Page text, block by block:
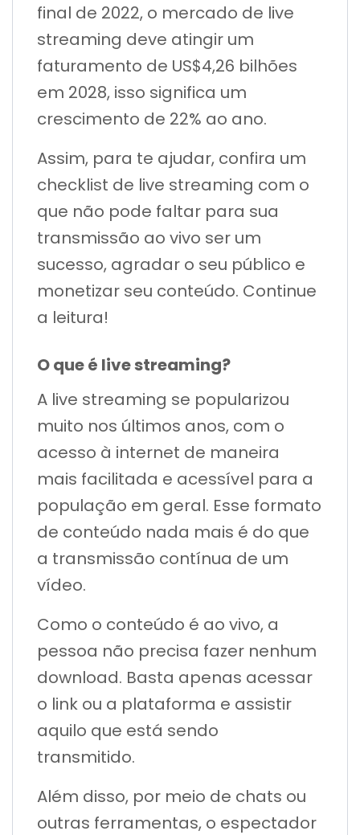
final de 2022, o mercado de live
streaming deve atingir um
faturamento de US$4,26 bilhões
em 2028, isso significa um
crescimento de 22% ao ano.
Assim, para te ajudar, confira um
checklist de live streaming com o
que não pode faltar para sua
transmissão ao vivo ser um
sucesso, agradar o seu público e
monetizar seu conteúdo. Continue
a leitura!
O que é live streaming?
A live streaming se popularizou
muito nos últimos anos, com o
acesso à internet de maneira
mais facilitada e acessível para a
população em geral. Esse formato
de conteúdo nada mais é do que
a transmissão contínua de um
vídeo.
Como o conteúdo é ao vivo, a
pessoa não precisa fazer nenhum
download. Basta apenas acessar
o link ou a plataforma e assistir
aquilo que está sendo
transmitido.
Além disso, por meio de chats ou
outras ferramentas, o espectador